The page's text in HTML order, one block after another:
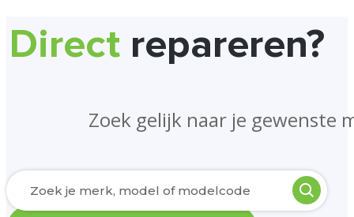
Directrepareren?
Zoek gelijk naar je gewenste